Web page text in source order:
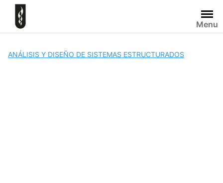
Skip
content
Menu
ANÁLISIS Y DISEÑO DE SISTEMAS ESTRUCTURADOS